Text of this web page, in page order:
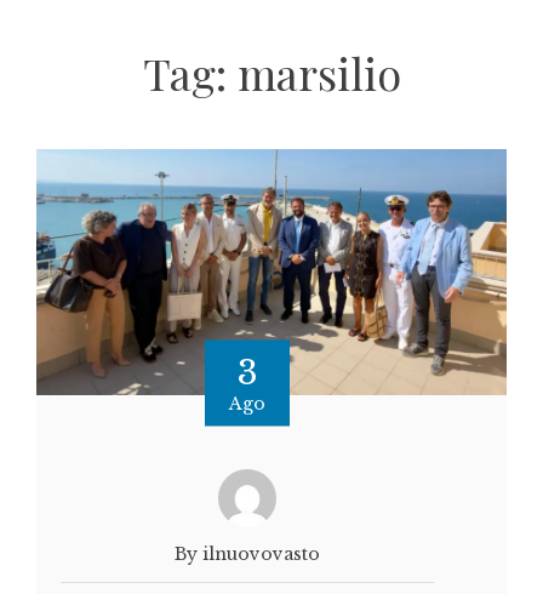
Tag: marsilio
3
Ago
By ilnuovovasto